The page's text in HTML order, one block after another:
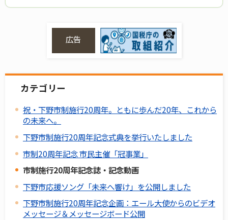
広告
カテゴリー
祝・下野市制施行20周年。ともに歩んだ20年、これから
の未来へ。
下野市制施行20周年記念式典を挙行いたしました
市制20周年記念 市民主催「冠事業」
市制施行20周年記念誌・記念動画
下野市応援ソング「未来へ響け」を公開しました
下野市制施行20周年記念企画：エール大使からのビデオ
メッセージ＆メッセージボード公開